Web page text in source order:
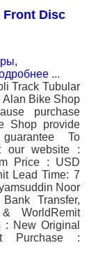
Front Disc
...
Track Tubular
Alan Bike Shop
purchase
Shop provide
To
our website :
Price : USD
Lead Time: 7
Noor
Transfer,
WorldRemit
New Original
Purchase :